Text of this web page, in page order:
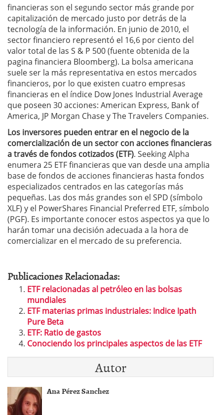
financieras son el segundo sector más grande por
capitalización de mercado justo por detrás de la
tecnología de la información. En junio de 2010, el
sector financiero representó el 16,6 por ciento del
valor total de las S & P 500 (fuente obtenida de la
pagina financiera Bloomberg). La bolsa americana
suele ser la más representativa en estos mercados
financieros, por lo que existen cuatro empresas
financieras en el índice Dow Jones Industrial Average
que poseen 30 acciones: American Express, Bank of
America, JP Morgan Chase y The Travelers Companies.
Los inversores pueden entrar en el negocio de la
comercialización de un sector con accionesfinancieras
a través defondos cotizados(ETF). Seeking Alpha
enumera 25 ETF financieras que van desde una amplia
base de fondos de acciones financieras hasta fondos
especializados centrados en las categorías más
pequeñas. Las dos más grandes son el SPD (símbolo
XLF) y el PowerShares Financial Preferred ETF, símbolo
(PGF). Es importante conocer estos aspectos ya que lo
harán tomar una decisión adecuada a la hora de
comercializar en el mercado de su preferencia.
Publicaciones Relacionadas:
ETF relacionadas al petróleo en las bolsas
mundiales
ETF materias primas industriales: Indice Ipath
Pure Beta
ETF: Ratio de gastos
Conociendo los principales aspectos de las ETF
Autor
Ana Pérez Sanchez